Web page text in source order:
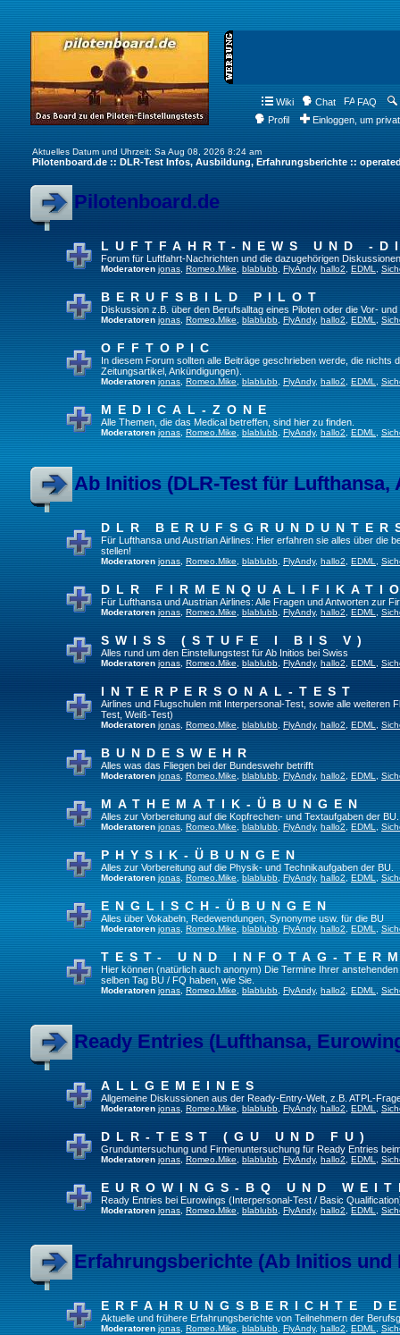
Wiki Chat FAQ
Profil
Einloggen, um
Aktuelles Datum und Uhrzeit: Sa Aug 08, 2026 8:24 am
Pilotenboard.de :: DLR-Test Infos, Ausbildung, Erfahrungsberichte ::
Pilotenboard.de
LUFTFAHRT-NEWS UND -
Forum für Luftfahrt-Nachrichten und die dazugehörigen
Moderatoren jonas Romeo.Mike blablubb FlyAndy, hallo2 EDML
BERUFSBILD PILOT
Diskussion z.B. über den Berufsalltag eines Piloten oder die Vor-
Moderatoren jonas Romeo.Mike blablubb FlyAndy, hallo2 EDML
OFFTOPIC
In diesem Forum sollten alle Beiträge geschrieben werde, die
Zeitungsartikel, Ankündigungen).
Moderatoren jonas Romeo.Mike blablubb FlyAndy, hallo2 EDML
MEDICAL-ZONE
Alle Themen, die das Medical betreffen, sind hier zu finden.
Moderatoren jonas Romeo.Mike blablubb FlyAndy, hallo2 EDML
Ab Initios (DLR-Test für Lufthansa,
DLR
Für Lufthansa und Austrian Airlines: Hier erfahren sie alles über die
stellen!
Moderatoren jonas Romeo.Mike blablubb FlyAndy, hallo2 EDML
DLR
Für Lufthansa und Austrian Airlines: Alle Fragen und Antworten zur
Moderatoren jonas Romeo.Mike blablubb FlyAndy, hallo2 EDML
SWISS (STUFE I BIS V)
Alles rund um den Einstellungstest für Ab Initios bei Swiss
Moderatoren jonas Romeo.Mike blablubb FlyAndy, hallo2 EDML
INTERPERSONAL-TEST
Airlines und Flugschulen mit Interpersonal-Test, sowie alle weiteren
Test, Weiß-Test)
Moderatoren jonas Romeo.Mike blablubb FlyAndy, hallo2 EDML
BUNDESWEHR
Alles was das Fliegen bei der Bundeswehr betrifft
Moderatoren jonas Romeo.Mike blablubb FlyAndy, hallo2 EDML
MATHEMATIK-ÜBUNGEN
Alles zur Vorbereitung auf die Kopfrechen- und Textaufgaben der BU.
Moderatoren jonas Romeo.Mike blablubb FlyAndy, hallo2 EDML
PHYSIK-ÜBUNGEN
Alles zur Vorbereitung auf die Physik- und Technikaufgaben der BU.
Moderatoren jonas Romeo.Mike blablubb FlyAndy, hallo2 EDML
ENGLISCH-ÜBUNGEN
Alles über Vokabeln, Redewendungen, Synonyme usw. für die BU
Moderatoren jonas Romeo.Mike blablubb FlyAndy, hallo2 EDML
TEST- UND INFOTAG-
Hier können (natürlich auch anonym) Die Termine Ihrer
selben Tag BU / FQ haben, wie Sie.
Moderatoren jonas Romeo.Mike blablubb FlyAndy, hallo2 EDML
Ready Entries (Lufthansa,
ALLGEMEINES
Allgemeine Diskussionen aus der Ready-Entry-Welt, z.B. ATPL-
Moderatoren jonas Romeo.Mike blablubb FlyAndy, hallo2 EDML
DLR-TEST (GU UND FU)
Grunduntersuchung und Firmenuntersuchung für Ready Entries
Moderatoren jonas Romeo.Mike blablubb FlyAndy, hallo2 EDML
EUROWINGS-BQ UND
Ready Entries bei Eurowings (Interpersonal-Test / Basic
Moderatoren jonas Romeo.Mike blablubb FlyAndy, hallo2 EDML
Erfahrungsberichte (Ab Initios und
ERFAHRUNGSBERICHTE
Aktuelle und frühere Erfahrungsberichte von Teilnehmern der
Moderatoren jonas Romeo.Mike blablubb FlyAndy, hallo2 EDML